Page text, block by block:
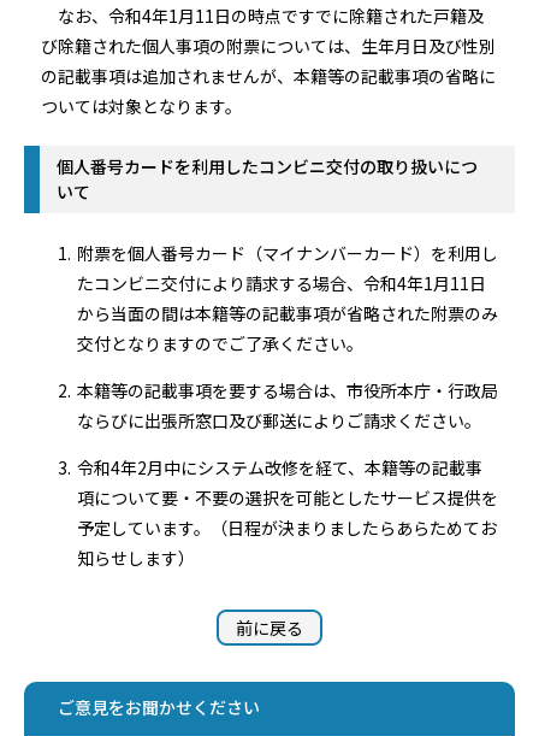
なお、令和4年1月11日の時点ですでに除籍された戸籍及
び除籍された個人事項の附票については、生年月日及び性別
の記載事項は追加されませんが、本籍等の記載事項の省略に
ついては対象となります。
個人番号カードを利用したコンビニ交付の取り扱いにつ
いて
附票を個人番号カード（マイナンバーカード）を利用し
たコンビニ交付により請求する場合、令和4年1月11日
から当面の間は本籍等の記載事項が省略された附票のみ
交付となりますのでご了承ください。
本籍等の記載事項を要する場合は、市役所本庁・行政局
ならびに出張所窓口及び郵送によりご請求ください。
令和4年2月中にシステム改修を経て、本籍等の記載事
項について要・不要の選択を可能としたサービス提供を
予定しています。（日程が決まりましたらあらためてお
知らせします）
前に戻る
ご意見をお聞かせください